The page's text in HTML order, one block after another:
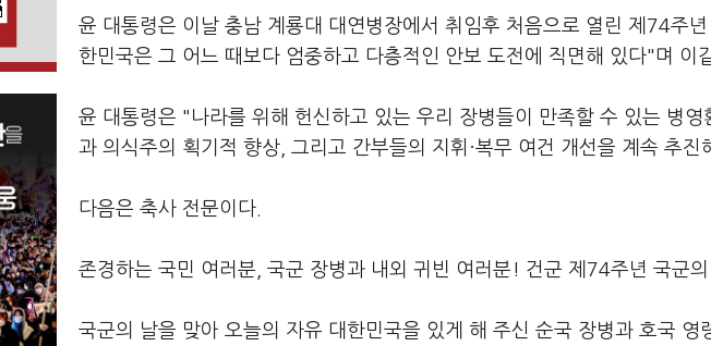
윤 대통령은 이날 충남 계룡대 대연병장에서 취임후 처음으로 열린 제74주
한민국은 그 어느 때보다 엄중하고 다층적인 안보 도전에 직면해 있다"며 이
윤 대통령은 "나라를 위해 헌신하고 있는 우리 장병들이 만족할 수 있는 병
과 의식주의 획기적 향상, 그리고 간부들의 지휘·복무 여건 개선을 계속 추진
다음은 축사 전문이다.
존경하는 국민 여러분, 국군 장병과 내외 귀빈 여러분! 건군 제74주년 국군
국군의 날을 맞아 오늘의 자유 대한민국을 있게 해 주신 순국 장병과 호국 영